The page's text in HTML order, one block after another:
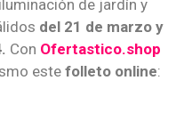
de jardín y
del 21 de marzo y
Con Ofertastico.shop
este folleto online: